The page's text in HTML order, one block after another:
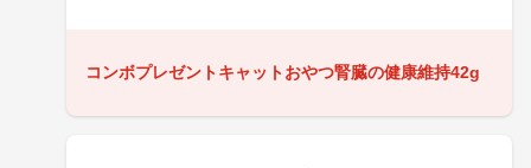
コンボプレゼントキャットおやつ腎臓の健康維持42g